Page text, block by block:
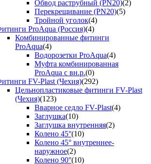
Обвод раструбный (PN20)(2)
Перекрещивание (PN20)(5)
Тройной уголок(4)
ProAqua (Россия)(4)
Комбинированные фитинги
ProAqua(4)
Водорозетки ProAqua(4)
Муфта комбинированная
ProAqua с вн.р.(0)
FV-Plast (Чехия)(292)
Цельнопластиковые фитинги FV-Plast
(Чехия)(123)
Вварное седло FV-Plast(4)
Заглушка(10)
Заглушка внутренняя(2)
Колено 45°(10)
Колено 45° внутреннее-
наружное(2)
Колено 90°(10)